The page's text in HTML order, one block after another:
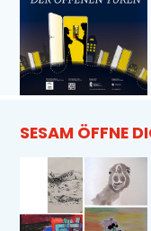
SESAM ÖFFNE